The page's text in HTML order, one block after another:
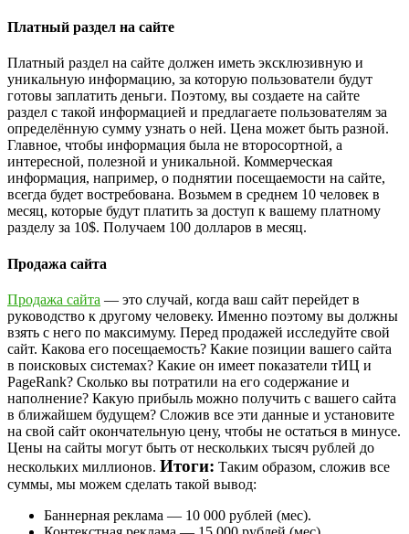
Платный раздел на сайте
Платный раздел на сайте должен иметь эксклюзивную и
уникальную информацию, за которую пользователи будут
готовы заплатить деньги. Поэтому, вы создаете на сайте
раздел с такой информацией и предлагаете пользователям за
определённую сумму узнать о ней. Цена может быть разной.
Главное, чтобы информация была не второсортной, а
интересной, полезной и уникальной. Коммерческая
информация, например, о поднятии посещаемости на сайте,
всегда будет востребована. Возьмем в среднем 10 человек в
месяц, которые будут платить за доступ к вашему платному
разделу за 10$. Получаем 100 долларов в месяц.
Продажа сайта
Продажа сайта — это случай, когда ваш сайт перейдет в
руководство к другому человеку. Именно поэтому вы должны
взять с него по максимуму. Перед продажей исследуйте свой
сайт. Какова его посещаемость? Какие позиции вашего сайта
в поисковых системах? Какие он имеет показатели тИЦ и
PageRank? Сколько вы потратили на его содержание и
наполнение? Какую прибыль можно получить с вашего сайта
в ближайшем будущем? Сложив все эти данные и установите
на свой сайт окончательную цену, чтобы не остаться в минусе.
Цены на сайты могут быть от нескольких тысяч рублей до
нескольких миллионов. Итоги: Таким образом, сложив все
суммы, мы можем сделать такой вывод:
Баннерная реклама — 10 000 рублей (мес).